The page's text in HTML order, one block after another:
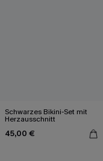
Schwarzes Bikini-Set mit
Herzausschnitt
45,00 €